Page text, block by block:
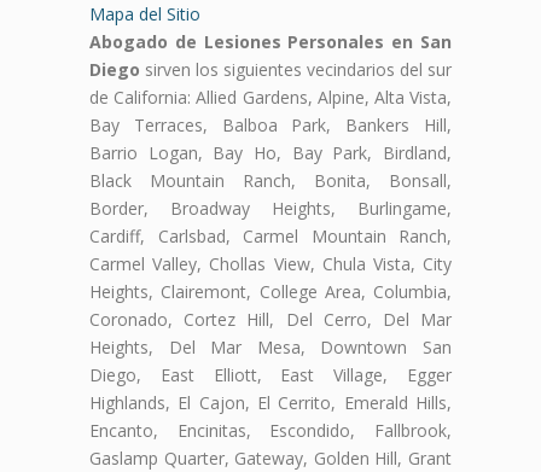
Mapa del Sitio
Abogado de Lesiones Personales en San
Diego sirven los siguientes vecindarios del sur
de California: Allied Gardens, Alpine, Alta Vista,
Bay Terraces, Balboa Park, Bankers Hill,
Barrio Logan, Bay Ho, Bay Park, Birdland,
Black Mountain Ranch, Bonita, Bonsall,
Border, Broadway Heights, Burlingame,
Cardiff, Carlsbad, Carmel Mountain Ranch,
Carmel Valley, Chollas View, Chula Vista, City
Heights, Clairemont, College Area, Columbia,
Coronado, Cortez Hill, Del Cerro, Del Mar
Heights, Del Mar Mesa, Downtown San
Diego, East Elliott, East Village, Egger
Highlands, El Cajon, El Cerrito, Emerald Hills,
Encanto, Encinitas, Escondido, Fallbrook,
Gaslamp Quarter, Gateway, Golden Hill, Grant